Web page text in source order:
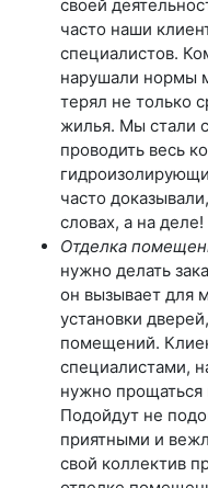
своей
часто наши
специалистов.
нарушали нормы
терял не только
жилья. Мы стали
проводить весь
часто
словах, а на деле!
Отделка
нужно делать
он вызывает для
установки
помещений.
специалистами,
нужно прощаться
Подойдут не
приятными и
свой коллектив